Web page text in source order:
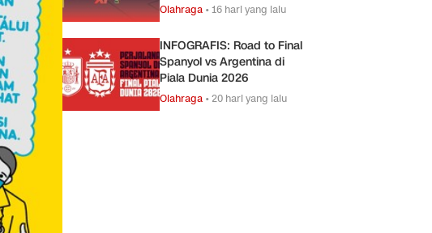
Olahraga •16 hari yang lalu
INFOGRAFIS: Road to Final
Spanyol vs Argentina di
Piala Dunia 2026
Olahraga •20 hari yang lalu